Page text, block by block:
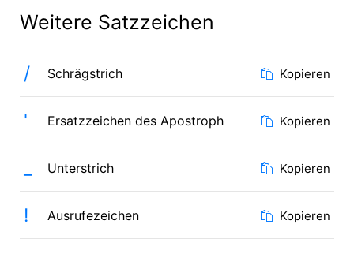
Weitere Satzzeichen
/ Schrägstrich Kopieren
' Ersatzzeichen des Apostroph Kopieren
Unterstrich Kopieren
! Ausrufezeichen Kopieren